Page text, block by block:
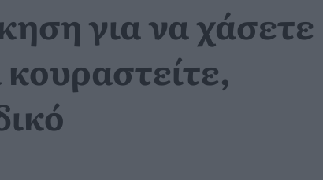
για να χάσετε